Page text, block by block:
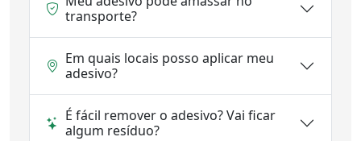
transporte?
Em quais locais posso aplicar meu
adesivo?
É fácil remover o adesivo? Vai ficar
algum resíduo?